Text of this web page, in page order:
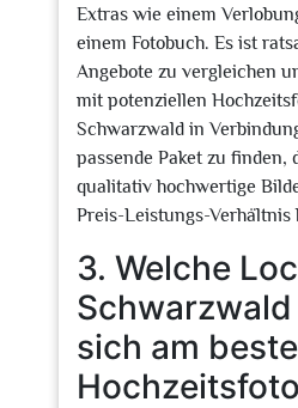
Extras wie einem
einem Fotobuch. Es ist
Angebote zu vergleichen
mit potenziellen
Schwarzwald in
passende Paket zu finden,
qualitativ hochwertige
Preis-Leistungs-Verhältnis
3. Welche
sich am